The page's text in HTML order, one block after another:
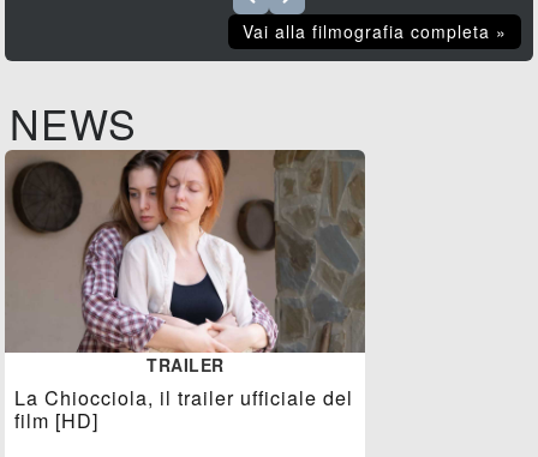
Vai alla filmografia completa »
NEWS
TRAILER
La Chiocciola, il trailer ufficiale del
film [HD]